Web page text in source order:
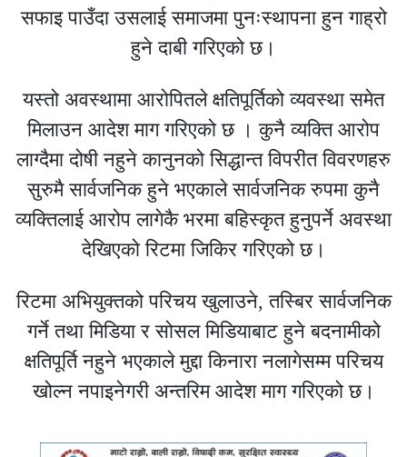
सफाइ पाउँदा उसलाई समाजमा पुनःस्थापना हुन गाह्रो
हुने दाबी गरिएको छ।
यस्तो अवस्थामा आरोपितले क्षतिपूर्तिको व्यवस्था समेत
मिलाउन आदेश माग गरिएको छ । कुनै व्यक्ति आरोप
लाग्दैमा दोषी नहुने कानुनको सिद्धान्त विपरीत विवरणहरु
सुरुमै सार्वजनिक हुने भएकाले सार्वजनिक रुपमा कुनै
व्यक्तिलाई आरोप लागेकै भरमा बहिस्कृत हुनुपर्ने अवस्था
देखिएको रिटमा जिकिर गरिएको छ।
रिटमा अभियुक्तको परिचय खुलाउने, तस्बिर सार्वजनिक
गर्ने तथा मिडिया र सोसल मिडियाबाट हुने बदनामीको
क्षतिपूर्ति नहुने भएकाले मुद्दा किनारा नलागेसम्म परिचय
खोल्न नपाइनेगरी अन्तरिम आदेश माग गरिएको छ।